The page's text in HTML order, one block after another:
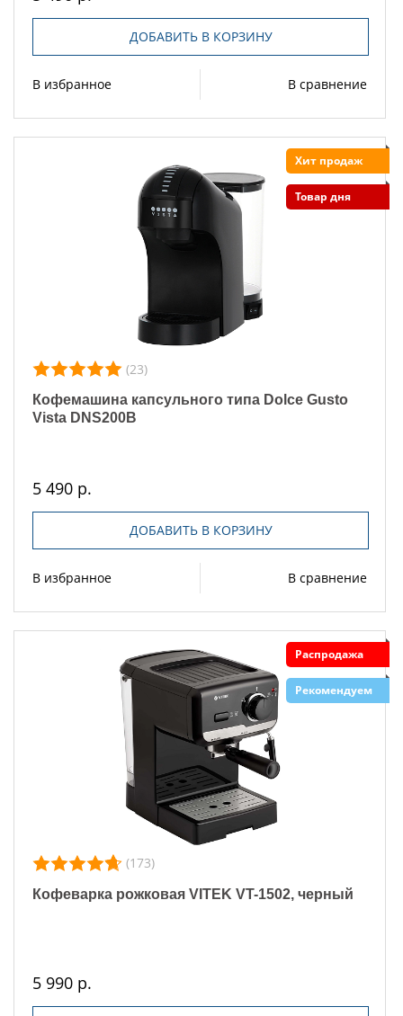
ДОБАВИТЬ В КОРЗИНУ
В избранное В сравнение
Хит продаж
Товар дня
(23)
Кофемашина капсульного типа Dolce Gusto
Vista DNS200B
5 490 р.
ДОБАВИТЬ В КОРЗИНУ
В избранное В сравнение
Распродажа
Рекомендуем
(173)
Кофеварка рожковая VITEK VT-1502, черный
5 990 р.